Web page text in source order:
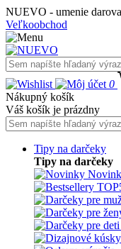
NUEVO - umenie
Veľkoobchod
0
Nákupný košík
Váš košík je prázdny
Tipy na darčeky
Tipy na darčeky